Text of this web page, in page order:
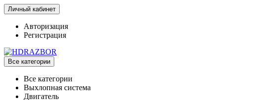
Личный кабинет
Авторизация
Регистрация
Все категории
Все категории
Выхлопная система
Двигатель